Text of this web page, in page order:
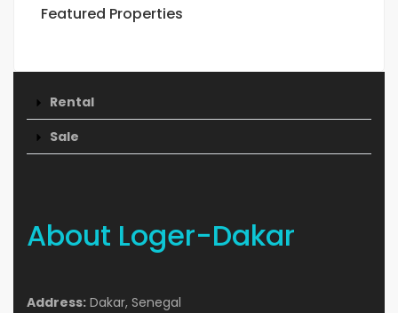
Featured Properties
Rental
Sale
About Loger-Dakar
Address: Dakar, Senegal